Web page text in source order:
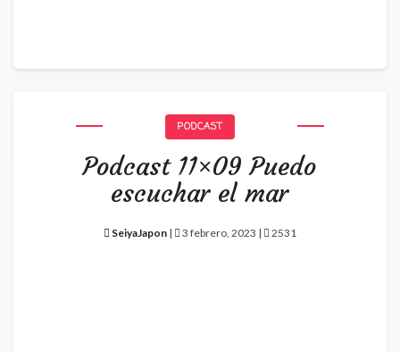
PODCAST
Podcast 11×09 Puedo
escuchar el mar
SeiyaJapon | 3 febrero, 2023 | 2531